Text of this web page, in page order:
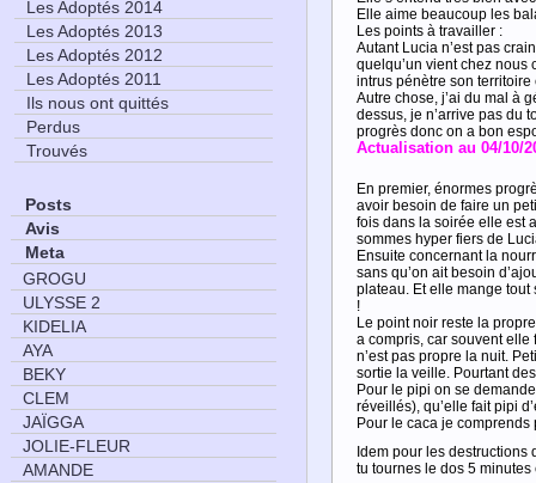
Elle aime beaucoup les
Les points à travailler :
Autant Lucia n’est pas
quelqu’un vient chez nous
intrus pénètre son
Autre chose, j’ai du mal à
dessus, je n’arrive pas du
progrès donc on a bon
Actualisation au 04/10/
En premier, énormes
avoir besoin de faire un
fois dans la soirée elle est
sommes hyper fiers de
Ensuite concernant la
sans qu’on ait besoin
plateau. Et elle mange tout
!
Le point noir reste la
a compris, car souvent
n’est pas propre la nuit.
sortie la veille. Pourtant
Pour le pipi on se
réveillés), qu’elle fait pipi
Pour le caca je
Idem pour les destructions
tu tournes le dos 5
Les Adoptés 2014
Les Adoptés 2013
Les Adoptés 2012
Les Adoptés 2011
Ils nous ont quittés
Perdus
Trouvés
Posts
Avis
Meta
GROGU
ULYSSE 2
KIDELIA
AYA
BEKY
CLEM
JAÏGGA
JOLIE-FLEUR
AMANDE